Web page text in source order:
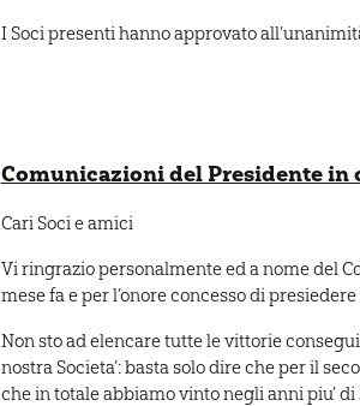
I Soci presenti hanno approvato
Comunicazioni del Presidente in
Cari Soci e amici
Vi ringrazio personalmente ed a nome del
mese fa e per l’onore concesso di
Non sto ad elencare tutte le vittorie
nostra Societa’: basta solo dire che per il
che in totale abbiamo vinto negli anni piu’